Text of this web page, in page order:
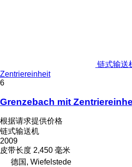
链式输送
Zentriereinheit
6
Grenzebach mit
根据请求提供价格
链式输送机
2009
皮带长度 2,450 毫米
德国, Wiefelstede